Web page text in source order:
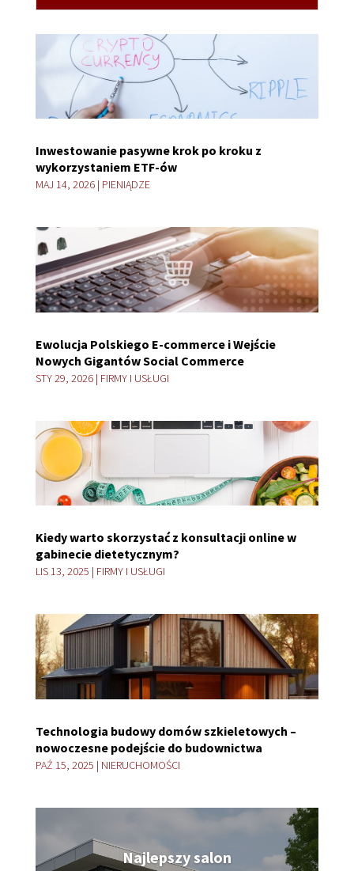
Inwestowanie pasywne krok po kroku z
wykorzystaniem ETF-ów
MAJ 14, 2026| PIENIĄDZE
Ewolucja Polskiego E-commerce i Wejście
Nowych Gigantów Social Commerce
STY 29, 2026| FIRMY I USŁUGI
Kiedy warto skorzystać z konsultacji online w
gabinecie dietetycznym?
LIS 13, 2025 | FIRMY I USŁUGI
Technologia budowy domów szkieletowych –
nowoczesne podejście do budownictwa
PAŹ 15, 2025 | NIERUCHOMOŚCI
Najlepszy salon